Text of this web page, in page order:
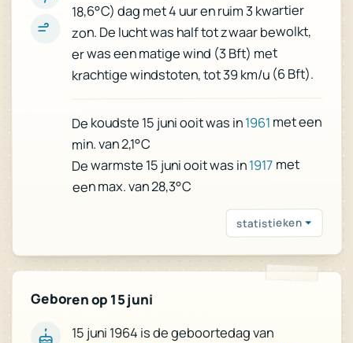
18,6°C) dag met 4 uur en ruim 3 kwartier
zon. De lucht was half tot zwaar bewolkt,
er was een matige wind (3 Bft) met
krachtige windstoten, tot 39 km/u (6 Bft).
De koudste 15 juni ooit was in1961 met een
min. van 2,1°C
De warmste 15 juni ooit was in1917 met
een max. van 28,3°C
statistieken
Geboren op 15 juni
15 juni 1964 is de geboortedag van